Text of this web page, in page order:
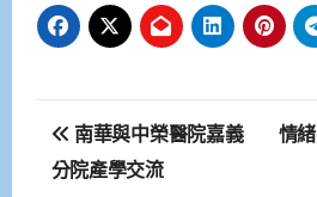
文
章
南華與中榮醫院嘉義
分院產學交流
情